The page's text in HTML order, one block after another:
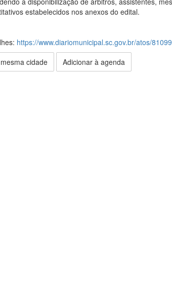
estabelecidos nos anexos do edital.
https://www.diariomunicipal.sc.gov.br/atos/
cidade Adicionar à agenda